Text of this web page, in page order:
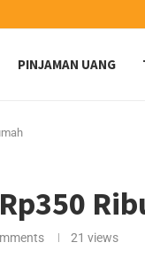
PINJAMAN UANG
21 views